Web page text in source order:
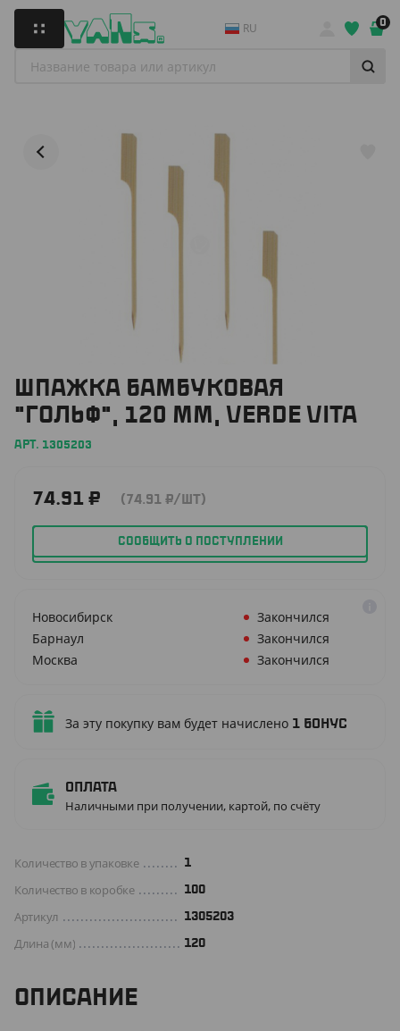
RU 0
ШПАЖКА БАМБУКОВАЯ
"ГОЛЬФ", 120 ММ, VERDE VITA
АРТ. 1305203
74.91 ₽ (74.91 ₽/ШТ)
СООБЩИТЬ О ПОСТУПЛЕНИИ
Новосибирск
Закончился
Барнаул
Закончился
Москва
Закончился
За эту покупку вам будет начислено 1 бонус
Оплата
Наличными при получении, картой, по счёту
Количество в упаковке 1
Количество в коробке 100
Артикул 1305203
Длина (мм) 120
ОПИСАНИЕ